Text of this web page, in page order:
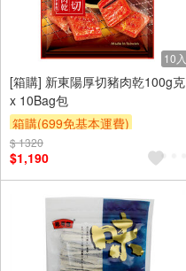
10入
[箱購] 新東陽厚切豬肉乾100g克
x 10Bag包
箱購(699免基本運費)
贈OPENPOINT
$ 1320
$1,190